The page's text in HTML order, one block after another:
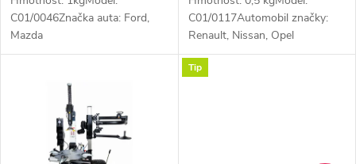
u
u
k
C01/0046Značka auta: Ford,
Mazda
C01/0117Automobil značky:
Renault, Nissan, Opel
Tip